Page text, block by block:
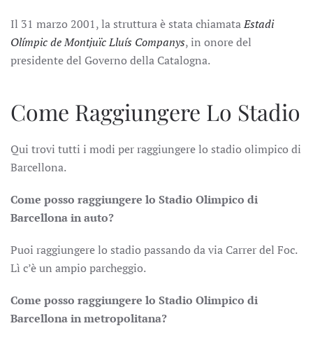
Il 31 marzo 2001, la struttura è stata chiamataEstadi
Olímpic de Montjuïc Lluís Companys, in onore del
presidente del Governo della Catalogna.
Come Raggiungere Lo Stadio
Qui trovi tutti i modi per raggiungere lo stadio olimpico di
Barcellona.
Come posso raggiungere lo Stadio Olimpico di
Barcellona in auto?
Puoi raggiungere lo stadio passando da via Carrer del Foc.
Lì c’è un ampio parcheggio.
Come posso raggiungere lo Stadio Olimpico di
Barcellona in metropolitana?